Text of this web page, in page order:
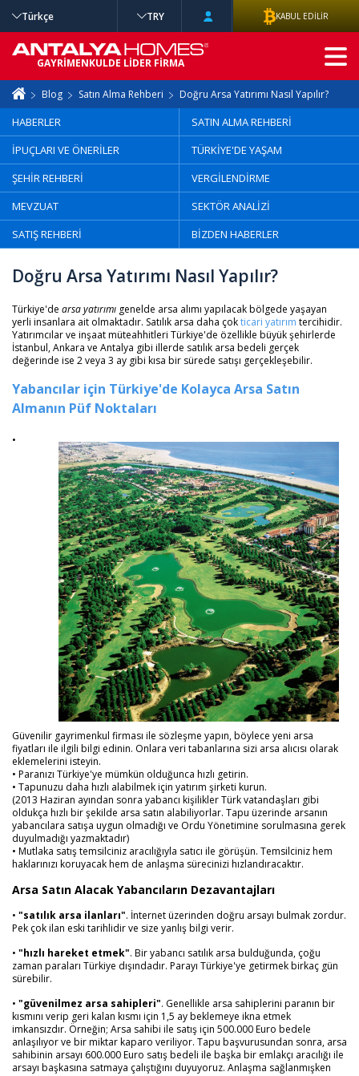
Blog Satın Alma Rehberi Doğru Arsa Yatırımı Nasıl Yapılır?
HABERLER
SATIN ALMA REHBERİ
İPUÇLARI VE ÖNERİLER
TÜRKİYE'DE YAŞAM
ŞEHİR REHBERİ
VERGİLENDİRME
MEVZUAT
SEKTÖR ANALİZİ
SATIŞ REHBERİ
BİZDEN HABERLER
Doğru Arsa Yatırımı Nasıl Yapılır?
Türkiye'de arsa yatırımı genelde arsa alımı yapılacak bölgede yaşayan
yerli insanlara ait olmaktadır. Satılık arsa daha çokticari yatırım tercihidir.
Yatırımcılar ve inşaat müteahhitleri Türkiye'de özellikle büyük şehirlerde
İstanbul, Ankara ve Antalya gibi illerde satılık arsa bedeli gerçek
değerinde ise 2 veya 3 ay gibi kısa bir sürede satışı gerçekleşebilir.
Yabancılar için Türkiye'de Kolayca Arsa Satın
Almanın Püf Noktaları
•
Güvenilir gayrimenkul firması ile sözleşme yapın, böylece yeni arsa
fiyatları ile ilgili bilgi edinin. Onlara veri tabanlarına sizi arsa alıcısı olarak
eklemelerini isteyin.
• Paranızı Türkiye'ye mümkün olduğunca hızlı getirin.
• Tapunuzu daha hızlı alabilmek için yatırım şirketi kurun.
(2013 Haziran ayından sonra yabancı kişilikler Türk vatandaşları gibi
oldukça hızlı bir şekilde arsa satın alabiliyorlar. Tapu üzerinde arsanın
yabancılara satışa uygun olmadığı ve Ordu Yönetimine sorulmasına gerek
duyulmadığı yazmaktadır)
• Mutlaka satış temsilciniz aracılığıyla satıcı ile görüşün. Temsilciniz hem
haklarınızı koruyacak hem de anlaşma sürecinizi hızlandıracaktır.
Arsa Satın Alacak Yabancıların Dezavantajları
• "satılık arsa ilanları". İnternet üzerinden doğru arsayı bulmak zordur.
Pek çok ilan eski tarihlidir ve size yanlış bilgi verir.
• "hızlı hareket etmek". Bir yabancı satılık arsa bulduğunda, çoğu
zaman paraları Türkiye dışındadır. Parayı Türkiye'ye getirmek birkaç gün
sürebilir.
• "güvenilmez arsa sahipleri". Genellikle arsa sahiplerini paranın bir
kısmını verip geri kalan kısmı için 1,5 ay beklemeye ikna etmek
imkansızdır. Örneğin; Arsa sahibi ile satış için 500.000 Euro bedele
anlaşılıyor ve bir miktar kaparo veriliyor. Tapu başvurusundan sonra, arsa
sahibinin arsayı 600.000 Euro satış bedeli ile başka bir emlakçı aracılığı ile
arsayı başkasına satmaya çalıştığını duyuyoruz. Anlaşma sağlanmışken
Türkçe TRY KABUL EDİLİR
GAYRİMENKULDE LİDER FİRMA
GELİŞMİŞ
ARAMA